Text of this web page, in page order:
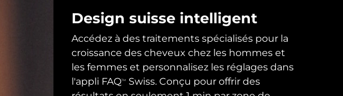
Design suisse intelligent
Accédez à des traitements spécialisés pour la
croissance des cheveux chez les hommes et
les femmes et personnalisez les réglages dans
l'appli FAQTM
Swiss. Conçu pour offrir des